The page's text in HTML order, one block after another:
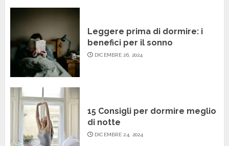
Leggere prima di dormire: i
benefici per il sonno
DICEMBRE 26, 2024
15 Consigli per dormire meglio
di notte
DICEMBRE 24, 2024